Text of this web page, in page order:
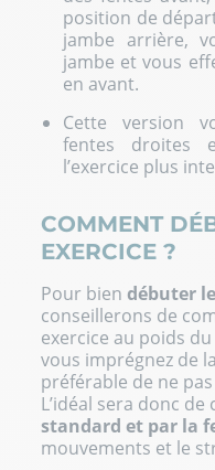
position de
jambe arrière,
jambe et vous
en avant.
Cette version
fentes droites
l’exercice plus
COMMENT
EXERCICE ?
Pour biendébuter
conseillerons de
exercice au poids
vous imprégnez de
préférable de ne
L’idéal sera donc
standard et par la
mouvements et le